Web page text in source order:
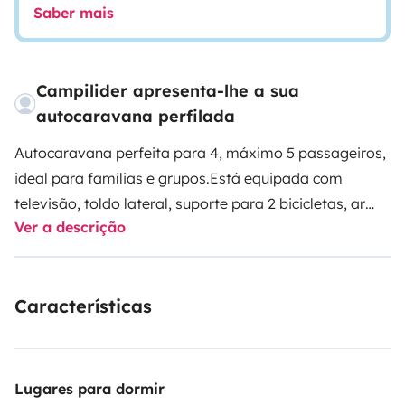
Saber mais
Campilider apresenta-lhe a sua
autocaravana perfilada
Autocaravana perfeita para 4, máximo 5 passageiros,
ideal para famílias e grupos.Está equipada com
televisão, toldo lateral, suporte para 2 bicicletas, ar
condicionado na cabine, auto rádio USB, gás,
mangueira de água, químico sanitário, extensão
de armazenamento traseiro.
lugares para dormir. Além disso, o sofá e mesa podem
Ver a descrição
Características
Lugares para dormir